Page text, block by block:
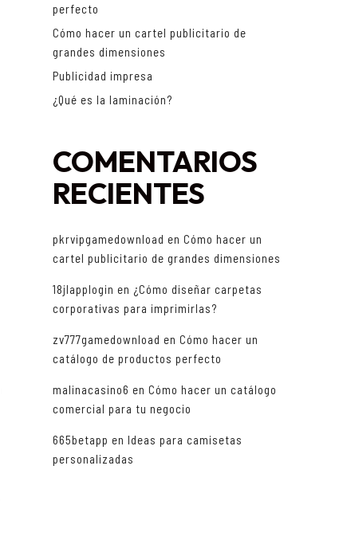
perfecto
Cómo hacer un cartel publicitario de
grandes dimensiones
Publicidad impresa
¿Qué es la laminación?
COMENTARIOS
RECIENTES
pkrvipgamedownload en Cómo hacer un
cartel publicitario de grandes dimensiones
18jlapplogin en ¿Cómo diseñar carpetas
corporativas para imprimirlas?
zv777gamedownload en Cómo hacer un
catálogo de productos perfecto
malinacasino6 en Cómo hacer un catálogo
comercial para tu negocio
665betapp en Ideas para camisetas
personalizadas